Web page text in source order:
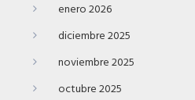
enero 2026
diciembre 2025
noviembre 2025
octubre 2025